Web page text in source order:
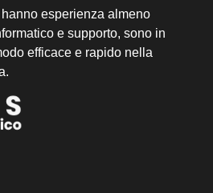
esperienza almeno
e supporto, sono in
efficace e rapido nella